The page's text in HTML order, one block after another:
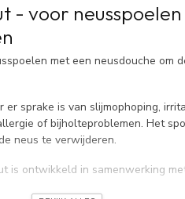
- voor
met een neusdouche om
sprake is van slijmophoping,
of bijholteproblemen. Het
neus te verwijderen.
is ontwikkeld in samenwerking